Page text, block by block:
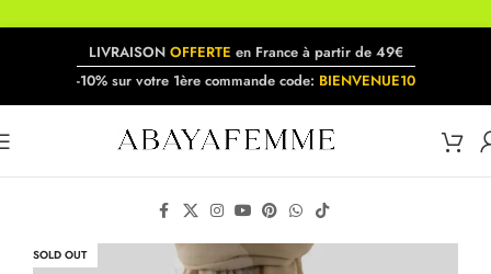
LIVRAISON OFFERTE en France à partir de 49€
-10% sur votre 1ère commande code: BIENVENUE10
SOLD OUT